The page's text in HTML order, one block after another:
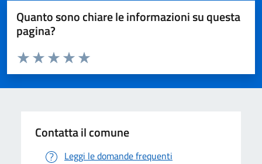
Quanto sono chiare le informazioni su questa
pagina?
Valuta da 1 a 5 stelle la pagina
Valuta 5 stelle su 5
Valuta 4 stelle su 5
Valuta 3 stelle su 5
Valuta 2 stelle su 5
Valuta 1 stelle su 5
Contatta il comune
Leggi le domande frequenti